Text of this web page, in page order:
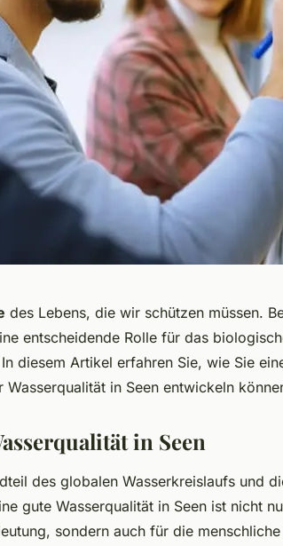
des Lebens, die wir schützen müssen.
entscheidende Rolle für das
diesem Artikel erfahren Sie, wie Sie
in Seen entwickeln
in Seen
des globalen Wasserkreislaufs und
gute Wasserqualität in Seen ist nicht
sondern auch für die